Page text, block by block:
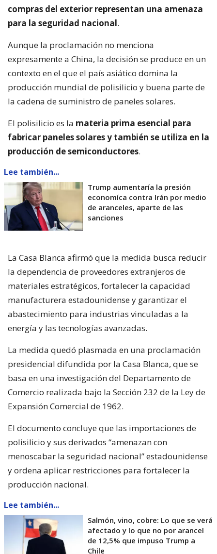
compras del exterior representan una amenaza
para la seguridad nacional.
Aunque la proclamación no menciona
expresamente a China, la decisión se produce en un
contexto en el que el país asiático domina la
producción mundial de polisilicio y buena parte de
la cadena de suministro de paneles solares.
El polisilicio es la materia prima esencial para
fabricar paneles solares y también se utiliza en la
producción de semiconductores.
Lee también...
Trump aumentaría la presión
economíca contra Irán por medio
de aranceles, aparte de las
sanciones
La Casa Blanca afirmó que la medida busca reducir
la dependencia de proveedores extranjeros de
materiales estratégicos, fortalecer la capacidad
manufacturera estadounidense y garantizar el
abastecimiento para industrias vinculadas a la
energía y las tecnologías avanzadas.
La medida quedó plasmada en una proclamación
presidencial difundida por la Casa Blanca, que se
basa en una investigación del Departamento de
Comercio realizada bajo la Sección 232 de la Ley de
Expansión Comercial de 1962.
El documento concluye que las importaciones de
polisilicio y sus derivados “amenazan con
menoscabar la seguridad nacional” estadounidense
y ordena aplicar restricciones para fortalecer la
producción nacional.
Lee también...
Salmón, vino, cobre: Lo que se verá
afectado y lo que no por arancel
de 12,5% que impuso Trump a
Chile